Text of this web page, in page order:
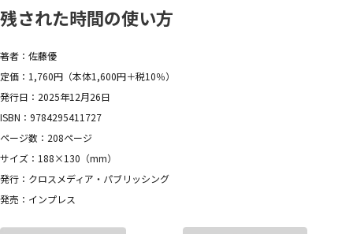
残された時間の使い方
著者：佐藤優
定価：1,760円（本体1,600円＋税10％）
発行日：2025年12月26日
ISBN：9784295411727
ページ数：208ページ
サイズ：188×130（mm）
発行：クロスメディア・パブリッシング
発売：インプレス